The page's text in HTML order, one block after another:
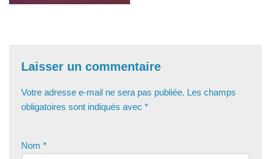
Laisser un commentaire
Votre adresse e-mail ne sera pas publiée. Les champs
obligatoires sont indiqués avec *
Nom *